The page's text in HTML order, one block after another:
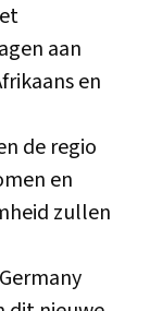
aan
en
de regio
en
zullen